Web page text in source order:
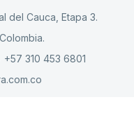
del Cauca, Etapa 3.
+57 310 453 6801